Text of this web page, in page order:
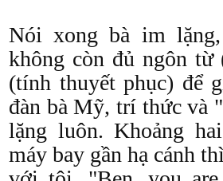
Nói xong bà im
không còn đủ ngôn từ
(tính thuyết phục) để
đàn bà Mỹ, trí thức và
lặng luôn. Khoảng
máy bay gần hạ cánh